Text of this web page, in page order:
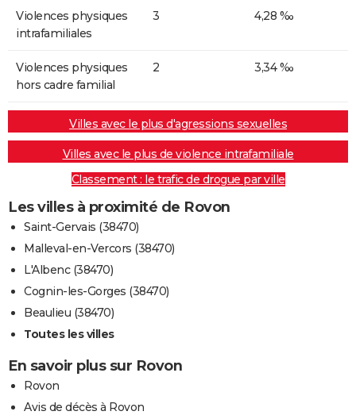
Violences physiques
intrafamiliales
3 4,28 ‰
Violences physiques
hors cadre familial
2 3,34 ‰
Villes avec le plus d'agressions sexuelles
Villes avec le plus de violence intrafamiliale
Classement : le trafic de drogue par ville
Les villes à proximité de Rovon
Saint-Gervais (38470)
Malleval-en-Vercors (38470)
L'Albenc (38470)
Cognin-les-Gorges (38470)
Beaulieu (38470)
Toutes les villes
En savoir plus sur Rovon
Rovon
Avis de décès à Rovon